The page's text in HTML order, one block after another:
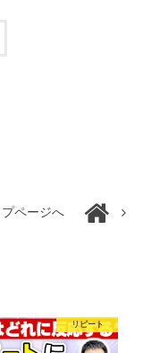
プページへ
リピート